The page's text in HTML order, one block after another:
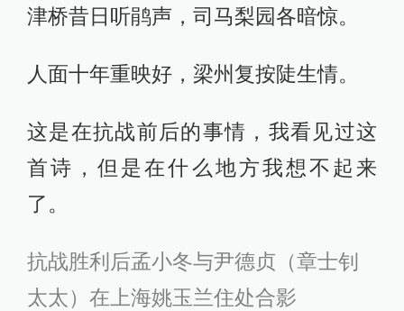
津桥昔日听鹃声，司马梨园各暗惊。
人面十年重映好，梁州复按陡生情。
这是在抗战前后的事情，我看见过这
首诗，但是在什么地方我想不起来
了。
抗战胜利后孟小冬与尹德贞（章士钊
太太）在上海姚玉兰住处合影